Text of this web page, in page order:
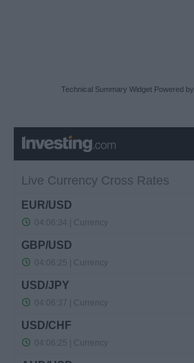
Technical Summary Widget Powered by